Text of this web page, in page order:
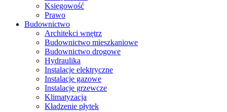
Księgowość
Prawo
Budownictwo
Architekci wnętrz
Budownictwo mieszkaniowe
Budownictwo drogowe
Hydraulika
Instalacje elektryczne
Instalacje gazowe
Instalacje grzewcze
Klimatyzacja
Kładzenie płytek